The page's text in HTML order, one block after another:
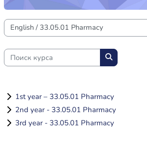
Категории курсов
Поиск курса
Поиск курса
1st year – 33.05.01 Pharmacy
2nd year - 33.05.01 Pharmacy
3rd year - 33.05.01 Pharmacy